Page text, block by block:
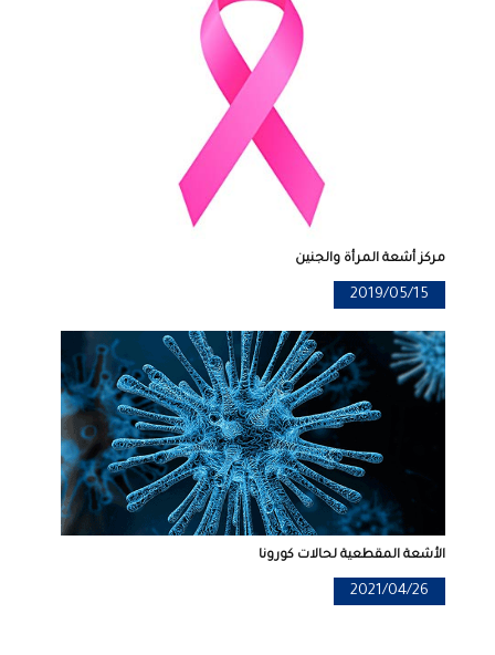
مركز أشعة المرأة والجنين
2019/05/15
الأشعة المقطعية لحالات كورونا
2021/04/26